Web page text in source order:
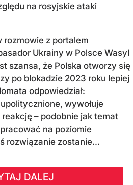
na rosyjskie ataki
rozmowie z portalem
Ukrainy w Polsce Wasyl
szansa, że Polska otworzy się
po blokadzie 2023 roku lepiej
odpowiedział:
wywołuje
– podobnie jak temat
na poziomie
rozwiązanie zostanie...
DALEJ